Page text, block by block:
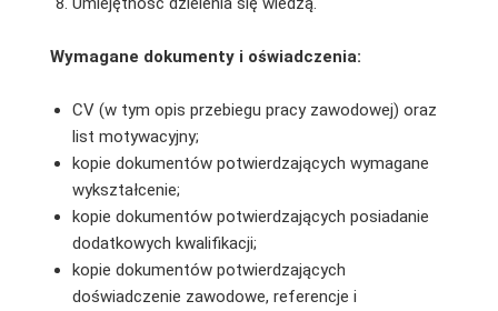
Wymagane dokumenty i oświadczenia:
CV (w tym opis przebiegu pracy zawodowej) oraz
list motywacyjny;
kopie dokumentów potwierdzających wymagane
wykształcenie;
kopie dokumentów potwierdzających posiadanie
dodatkowych kwalifikacji;
kopie dokumentów potwierdzających
doświadczenie zawodowe, referencje i